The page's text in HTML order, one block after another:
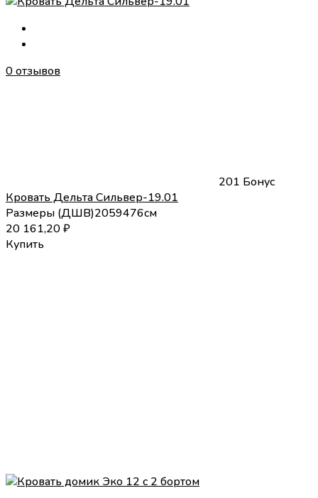
0 отзывов
201 Бонус
Кровать Дельта Сильвер-19.01
Размеры (ДШВ)2059476см
20 161,20₽
Купить